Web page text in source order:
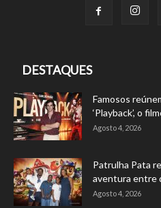
DESTAQUES
Famosos
‘Playback’, o
Agosto 4, 2026
Patrulha Pata
aventura entre
Agosto 4, 2026